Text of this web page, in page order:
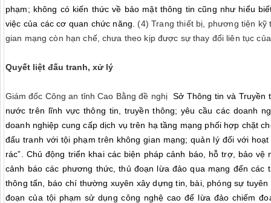
phạm; không có kiến thức về bảo mật thông tin cũng như hiểu
việc của các cơ quan chức năng. (4) Trang thiết bị, phương tiện kỹ
gian mạng còn hạn chế, chưa theo kịp được sự thay đổi liên tục
Quyết liệt đấu tranh, xử lý
Giám đốc Công an tỉnh Cao Bằng đề nghị Sở Thông tin và Truyền
nước trên lĩnh vực thông tin, truyền thông; yêu cầu các doanh
doanh nghiệp cung cấp dịch vụ trên hạ tầng mạng phối hợp chặt
đấu tranh với tội phạm trên không gian mạng; quản lý đối với hoạt
rác”.
Chủ động triển khai các biện pháp cảnh báo, hỗ trợ, bảo
cảnh báo các phương thức, thủ đoạn lừa đảo qua mạng đến các
thông tấn, báo chí thường xuyên xây dựng tin, bài, phóng sự
đoạn của tội phạm sử dụng công nghệ cao để lừa đảo chiếm